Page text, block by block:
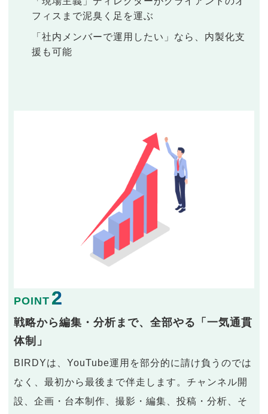
フィスまで泥臭く足を運ぶ
「社内メンバーで運用したい」なら、内製化支
援も可能
POINT 2
戦略から編集・分析まで、全部やる「一気通貫
体制」
BIRDYは、YouTube運用を部分的に請け負うのでは
なく、最初から最後まで伴走します。チャンネル開
設、企画・台本制作、撮影・編集、投稿・分析、そ